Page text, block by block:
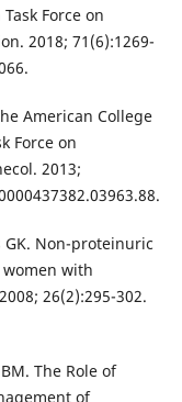
Force on
2018; 71(6):1269-
American College
Force on
2013;
GK. Non-proteinuric
with
26(2):295-302.
The Role of
of